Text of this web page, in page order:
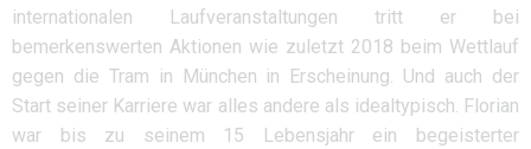
internationalen Laufveranstaltungen tritt er bei
bemerkenswerten Aktionen wie zuletzt 2018 beim Wettlauf
gegen die Tram in München in Erscheinung. Und auch der
Start seiner Karriere war alles andere als idealtypisch. Florian
war bis zu seinem 15 Lebensjahr ein begeisterter